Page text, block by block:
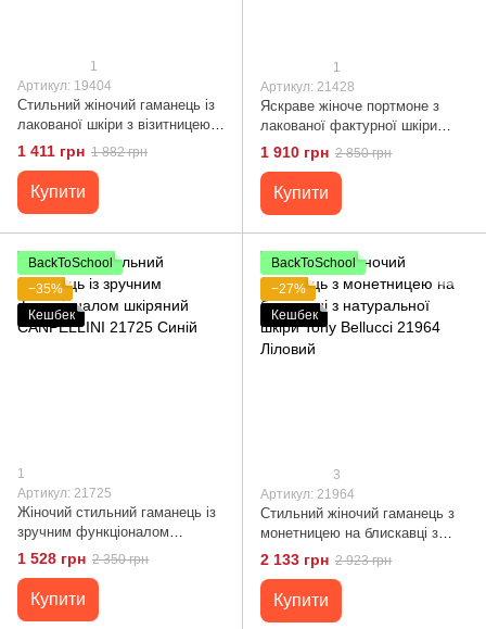
1
Артикул: 19404
Стильний жіночий гаманець із
лакованої шкіри з візитницею
ST Leather 19404 Синій
1 411 грн 1 882 грн
Купити
1
Артикул: 21428
Яскраве жіноче портмоне з
лакованої фактурної шкіри
KARYA 21428 Червоний
1 910 грн 2 850 грн
Купити
BackToSchool
−35%
Кешбек
1
Артикул: 21725
Жіночий стильний гаманець із
зручним функціоналом
шкіряний CANPELLINI 21725
1 528 грн 2 350 грн
Купити
BackToSchool
−27%
Кешбек
3
Артикул: 21964
Стильний жіночий гаманець з
монетницею на блискавці з
натуральної шкіри Tony
Bellucci 21964 Ліловий
2 133 грн 2 923 грн
Купити